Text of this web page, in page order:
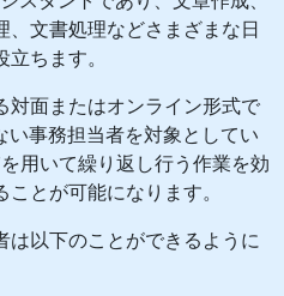
文書処理などさまざまな日
ちます。
対面またはオンライン形式で
事務担当者を対象としてい
用いて繰り返し行う作業を効
とが可能になります。
は以下のことができるように